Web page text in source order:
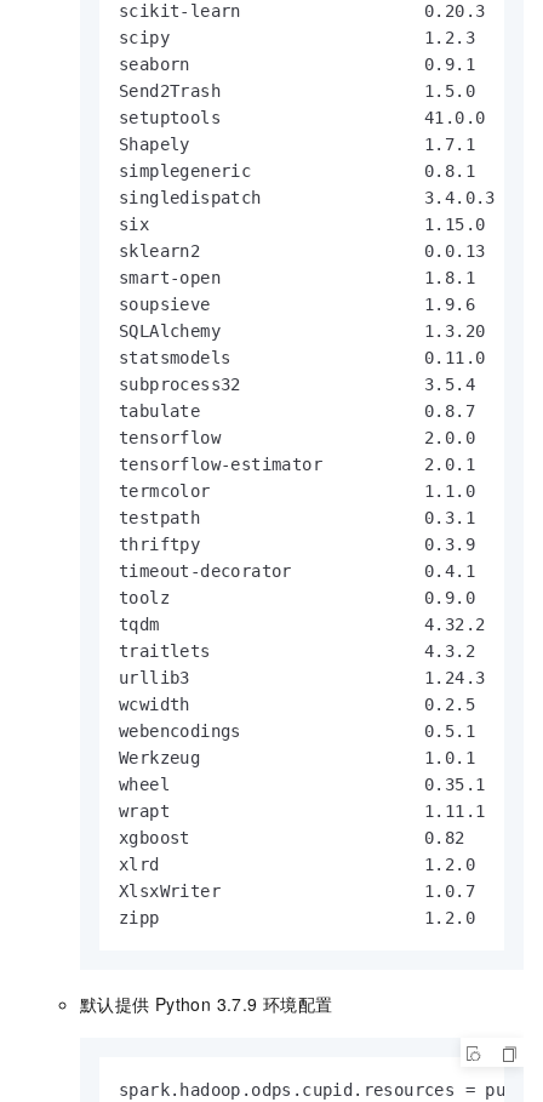
scikit-learn                  0.20.3
scipy                         1.2.3
seaborn                       0.9.1
Send2Trash                    1.5.0
setuptools                    41.0.0
Shapely                       1.7.1
simplegeneric                 0.8.1
singledispatch                3.4.0.3
six                           1.15.0
sklearn2                      0.0.13
smart-open                    1.8.1
soupsieve                     1.9.6
SQLAlchemy                    1.3.20
statsmodels                   0.11.0
subprocess32                  3.5.4
tabulate                      0.8.7
tensorflow                    2.0.0
tensorflow-estimator          2.0.1
termcolor                     1.1.0
testpath                      0.3.1
thriftpy                      0.3.9
timeout-decorator             0.4.1
toolz                         0.9.0
tqdm                          4.32.2
traitlets                     4.3.2
urllib3                       1.24.3
wcwidth                       0.2.5
webencodings                  0.5.1
Werkzeug                      1.0.1
wheel                         0.35.1
wrapt                         1.11.1
xgboost                       0.82
xlrd                          1.2.0
XlsxWriter                    1.0.7
zipp                          1.2.0
默认提供 Python 3.7.9 环境配置
spark.hadoop.odps.cupid.resources =